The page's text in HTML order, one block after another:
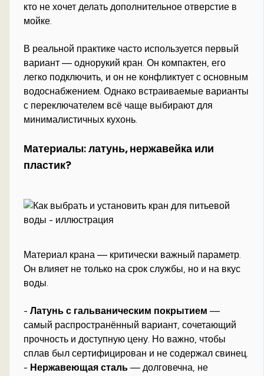
кто не хочет делать дополнительное отверстие в
мойке.
В реальной практике часто используется первый
вариант — однорукий кран. Он компактен, его
легко подключить, и он не конфликтует с основным
водоснабжением. Однако встраиваемые варианты
с переключателем всё чаще выбирают для
минималистичных кухонь.
Материалы: латунь, нержавейка или
пластик?
Материал крана — критически важный параметр.
Он влияет не только на срок службы, но и на вкус
воды.
-Латунь с гальваническим покрытием —
самый распространённый вариант, сочетающий
прочность и доступную цену. Но важно, чтобы
сплав был сертифицирован и не содержал свинец.
- Нержавеющая сталь — долговечна, не